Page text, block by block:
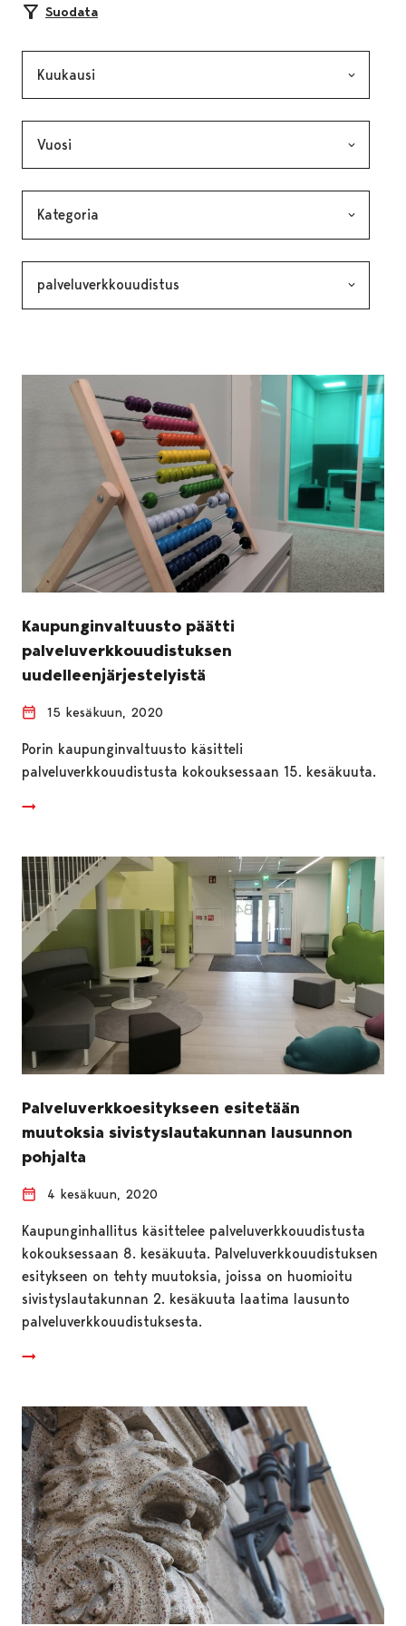
Suodata
Kaupunginvaltuusto päätti
palveluverkkouudistuksen
uudelleenjärjestelyistä
15 kesäkuun, 2020
Porin kaupunginvaltuusto käsitteli
palveluverkkouudistusta kokouksessaan 15. kesäkuuta.
Palveluverkkoesitykseen esitetään
muutoksia sivistyslautakunnan lausunnon
pohjalta
4 kesäkuun, 2020
Kaupunginhallitus käsittelee palveluverkkouudistusta
kokouksessaan 8. kesäkuuta. Palveluverkkouudistuksen
esitykseen on tehty muutoksia, joissa on huomioitu
sivistyslautakunnan 2. kesäkuuta laatima lausunto
palveluverkkouudistuksesta.